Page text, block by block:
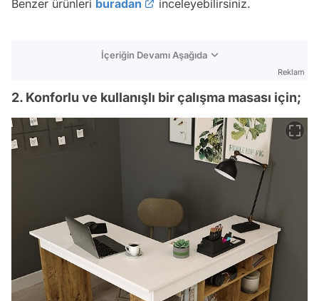
Benzer ürünleri buradan inceleyebilirsiniz.
İçeriğin Devamı Aşağıda
Reklam
2. Konforlu ve kullanışlı bir çalışma masası için;